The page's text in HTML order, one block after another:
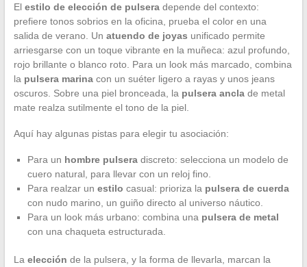
El estilo de elección de pulseradepende del contexto:
prefiere tonos sobrios en la oficina, prueba el color en una
salida de verano. Un atuendo de joyas unificado permite
arriesgarse con un toque vibrante en la muñeca: azul profundo,
rojo brillante o blanco roto. Para un look más marcado, combina
la pulsera marinacon un suéter ligero a rayas y unos jeans
oscuros. Sobre una piel bronceada, la pulsera anclade metal
mate realza sutilmente el tono de la piel.
Aquí hay algunas pistas para elegir tu asociación:
Para un hombre pulseradiscreto: selecciona un modelo de
cuero natural, para llevar con un reloj fino.
Para realzar un estilo casual: prioriza la pulsera de cuerda
con nudo marino, un guiño directo al universo náutico.
Para un look más urbano: combina una pulsera de metal
con una chaqueta estructurada.
La elección de la pulsera, y la forma de llevarla, marcan la